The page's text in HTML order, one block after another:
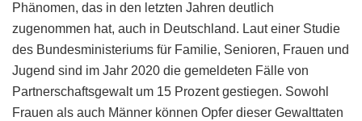
Phänomen, das in den letzten Jahren deutlich
zugenommen hat, auch in Deutschland. Laut einer Studie
des Bundesministeriums für Familie, Senioren, Frauen und
Jugend sind im Jahr 2020 die gemeldeten Fälle von
Partnerschaftsgewalt um 15 Prozent gestiegen. Sowohl
Frauen als auch Männer können Opfer dieser Gewalttaten